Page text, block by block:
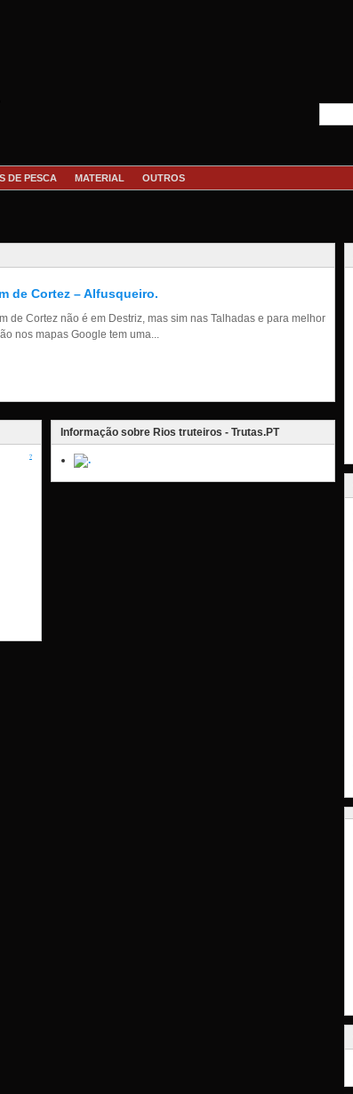
DE PESCA MATERIAL OUTROS
de Cortez – Alfusqueiro.
de Cortez não é em Destriz, mas sim nas Talhadas e para melhor
nos mapas Google tem uma...
?
Informação sobre Rios truteiros - Trutas.PT